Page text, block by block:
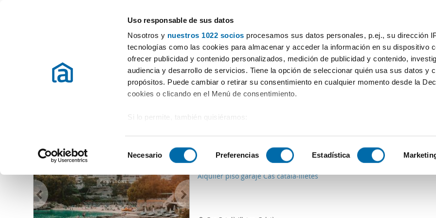
Uso responsable de sus datos
Nosotros y nuestros 1022 socios procesamos sus datos personales, p.ej., su dirección
tecnologías como las cookies para almacenar y acceder la información en su dispositivo
ofrecer publicidad y contenido personalizados, medición de publicidad y contenido,
audiencia y desarrollo de servicios. Tiene la opción de seleccionar quién usa sus datos y
propósitos. Puede cambiar o retirar su consentimiento en cualquier momento desde la
cookies o clicando en el Menú de consentimiento.
Si lo permite, también quisiéramos:
Identificar su dispositivo analizándolo activamente para buscar características
Obtenga más información sobre cómo se procesan sus datos personales y establezca
preferencias en la
en la Declaración de cookies.
e
e
c
c
Necesario Preferencias Estadística
Prezzo Locali Più filtri - 1
Appartamenti in affito Isole Baleari Affitto Appartamenti Illetes (Ses)
Affitto Appartamenti Illetes (Ses) (0 Immobili)
2 2 Loc. 1 Bagno
Alquiler piso garaje Cas català-illetes